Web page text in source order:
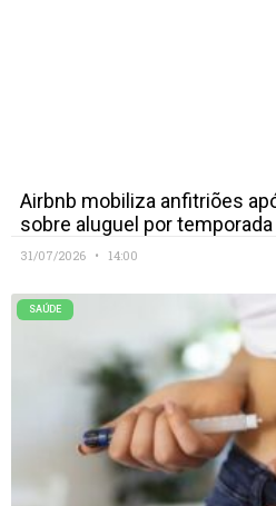
Airbnb mobiliza anfitriões
sobre aluguel por temporada
31/07/2026 14:00
SAÚDE